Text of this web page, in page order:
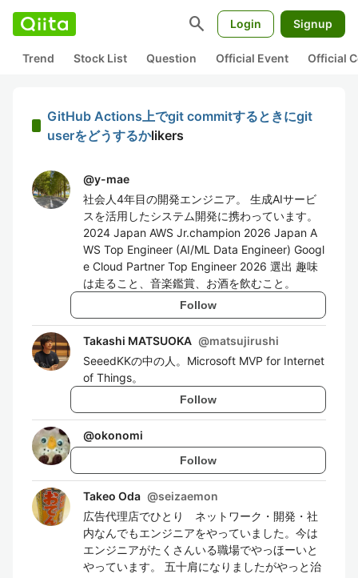
search Login Signup
Trend Stock List Question Official Event Official
GitHub Actions上でgit commitするときにgit
userをどうするかlikers
@y-mae
社会人4年目の開発エンジニア。 生成AIサービ
スを活用したシステム開発に携わっています。
2024 Japan AWS Jr.champion 2026 Japan A
WS Top Engineer (AI/ML Data Engineer) Googl
e Cloud Partner Top Engineer 2026 選出 趣味
は走ること、音楽鑑賞、お酒を飲むこと。
Follow
Takashi MATSUOKA @matsujirushi
SeeedKKの中の人。Microsoft MVP for Internet
of Things。
Follow
@okonomi
Follow
Takeo Oda @seizaemon
広告代理店でひとり ネットワーク・開発・社
内なんでもエンジニアをやっていました。今は
エンジニアがたくさんいる職場でやっほーいと
やっています。 五十肩になりましたがやっと治